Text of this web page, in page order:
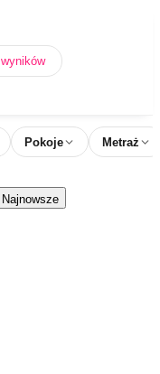
Pokoje Metraż
Najnowsze